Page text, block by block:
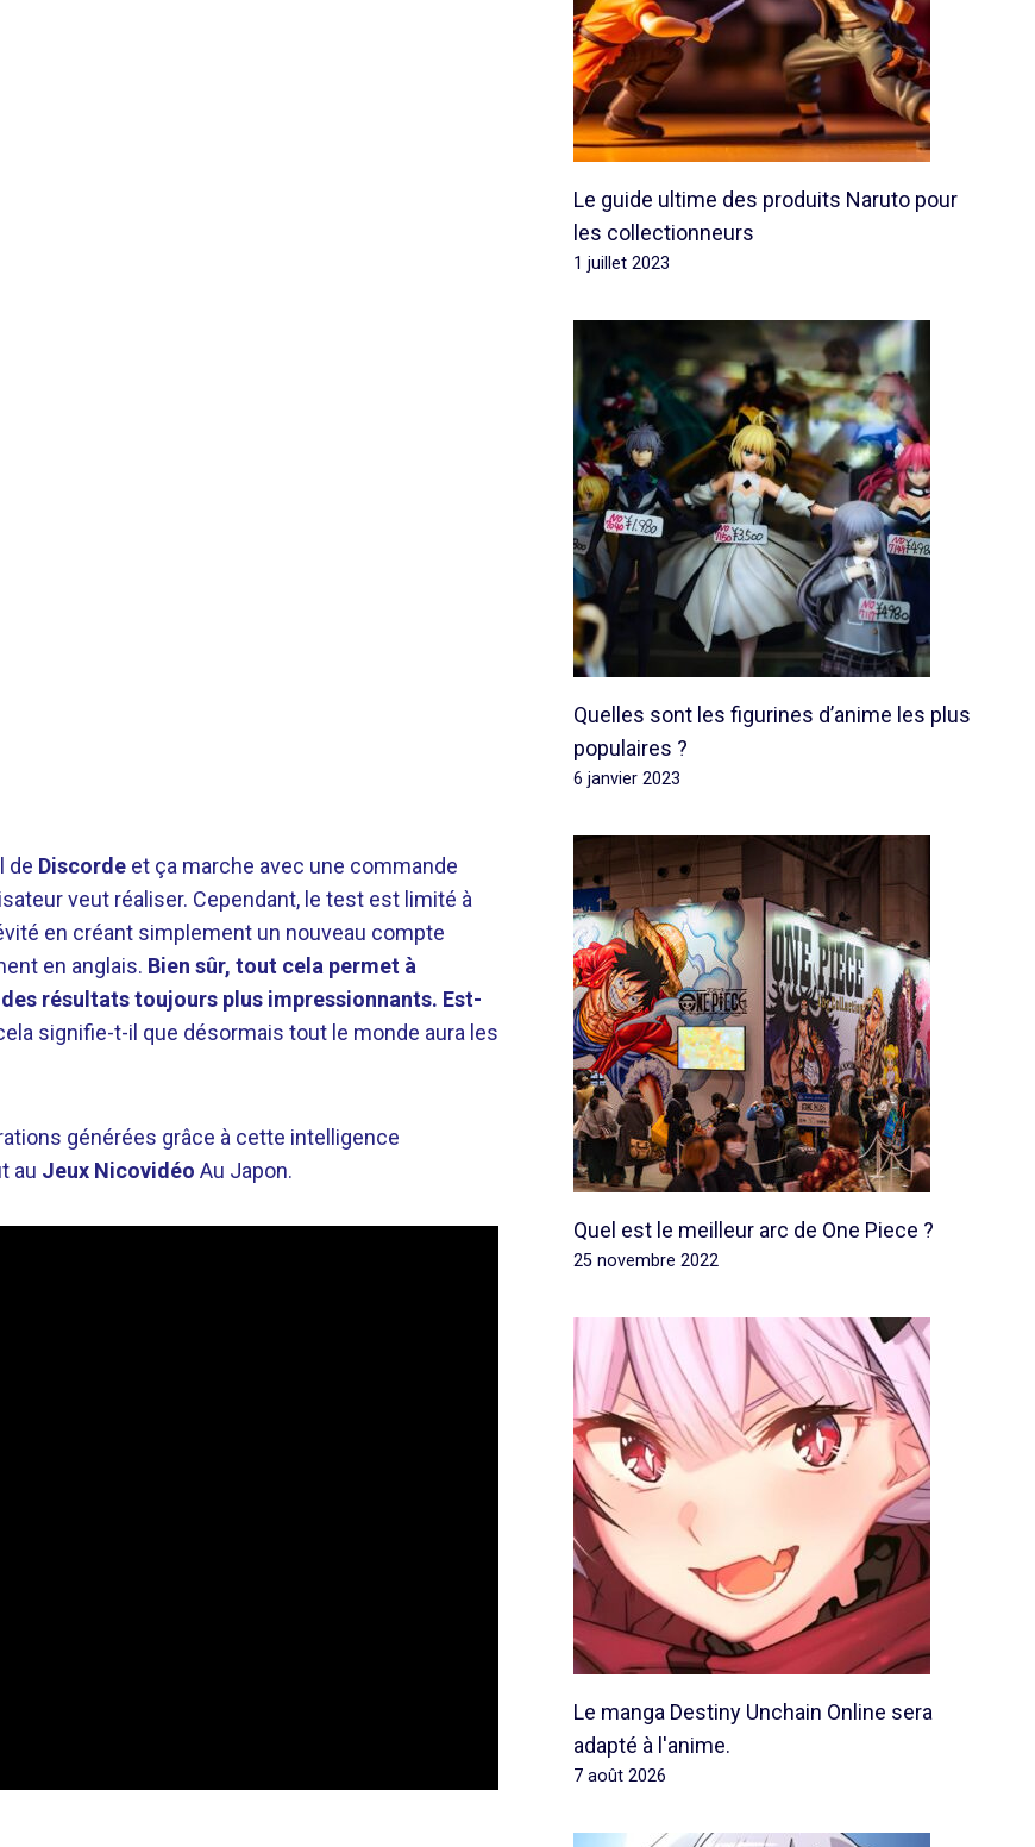
de Discorde et ça marche avec une commande
veut réaliser. Cependant, le test est limité à
en créant simplement un nouveau compte
en anglais. Bien sûr, tout cela permet à
résultats toujours plus impressionnants. Est-
signifie-t-il que désormais tout le monde aura les
générées grâce à cette intelligence
au Jeux Nicovidéo Au Japon.
Le guide ultime des produits Naruto pour
les collectionneurs
1 juillet 2023
Quelles sont les figurines d’anime les plus
populaires ?
6 janvier 2023
Quel est le meilleur arc de One Piece ?
25 novembre 2022
Le manga Destiny Unchain Online sera
adapté à l'anime.
7 août 2026